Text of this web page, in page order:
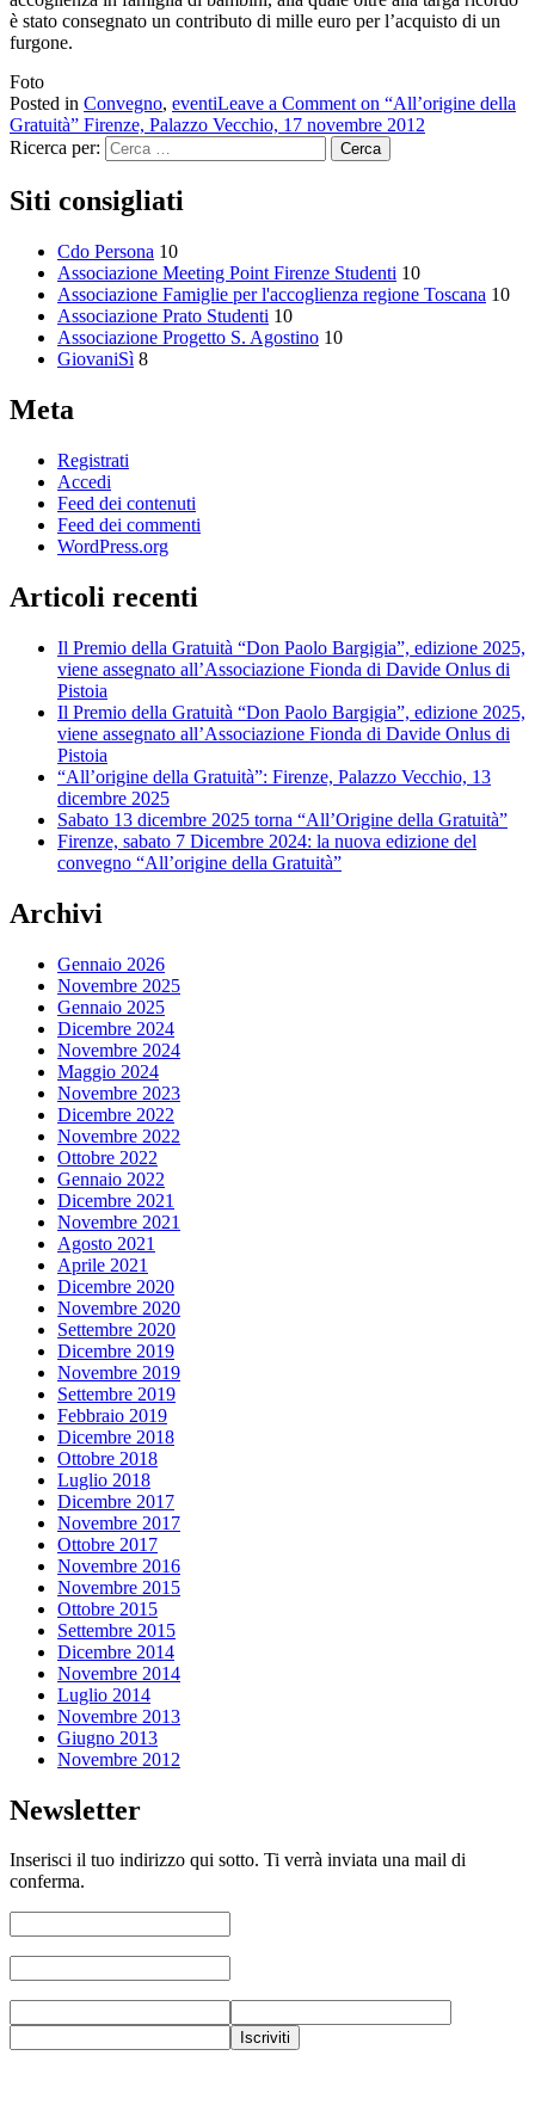
è stato consegnato un contributo di mille euro per l’acquisto di un
furgone.
Foto
Posted in Convegno, eventiLeave a Commenton “All’origine della
Gratuità” Firenze, Palazzo Vecchio, 17 novembre 2012
Ricerca per:
Siti consigliati
Cdo Persona 10
Associazione Meeting Point Firenze Studenti 10
Associazione Famiglie per l'accoglienza regione Toscana 10
Associazione Prato Studenti 10
Associazione Progetto S. Agostino 10
GiovaniSì 8
Meta
Registrati
Accedi
Feed dei contenuti
Feed dei commenti
WordPress.org
Articoli recenti
Il Premio della Gratuità “Don Paolo Bargigia”, edizione 2025,
viene assegnato all’Associazione Fionda di Davide Onlus di
Pistoia
Il Premio della Gratuità “Don Paolo Bargigia”, edizione 2025,
viene assegnato all’Associazione Fionda di Davide Onlus di
Pistoia
“All’origine della Gratuità”: Firenze, Palazzo Vecchio, 13
dicembre 2025
Sabato 13 dicembre 2025 torna “All’Origine della Gratuità”
Firenze, sabato 7 Dicembre 2024: la nuova edizione del
convegno “All’origine della Gratuità”
Archivi
Gennaio 2026
Novembre 2025
Gennaio 2025
Dicembre 2024
Novembre 2024
Maggio 2024
Novembre 2023
Dicembre 2022
Novembre 2022
Ottobre 2022
Gennaio 2022
Dicembre 2021
Novembre 2021
Agosto 2021
Aprile 2021
Dicembre 2020
Novembre 2020
Settembre 2020
Dicembre 2019
Novembre 2019
Settembre 2019
Febbraio 2019
Dicembre 2018
Ottobre 2018
Luglio 2018
Dicembre 2017
Novembre 2017
Ottobre 2017
Novembre 2016
Novembre 2015
Ottobre 2015
Settembre 2015
Dicembre 2014
Novembre 2014
Luglio 2014
Novembre 2013
Giugno 2013
Novembre 2012
Newsletter
Inserisci il tuo indirizzo qui sotto. Ti verrà inviata una mail di
conferma.